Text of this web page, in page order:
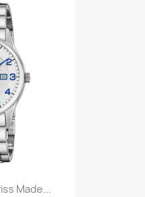
Made...